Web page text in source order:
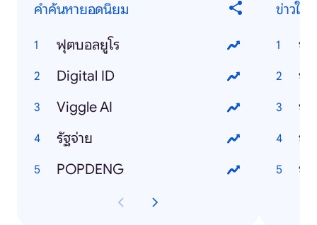
คำค้นหายอดนิยม
ฟุตบอลยูโร
Digital ID
Viggle AI
รัฐจ่าย
POPDENG
ข่าวใน
ข่า
ข่า
ข่า
ข่า
ข่า